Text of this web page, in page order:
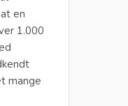
en
1.000
mange